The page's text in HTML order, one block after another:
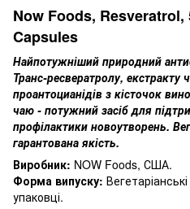
Now Foods, Resveratrol,
Capsules
Найпотужніший природний
Транс-ресвератролу, екстракту
проантоцианідів з кісточок
чаю - потужний засіб для
профілактики новоутворень.
гарантована якість.
Виробник: NOW Foods, США.
Форма випуску:
упаковці.